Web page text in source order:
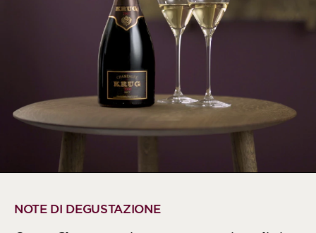
NOTE DI DEGUSTAZIONE